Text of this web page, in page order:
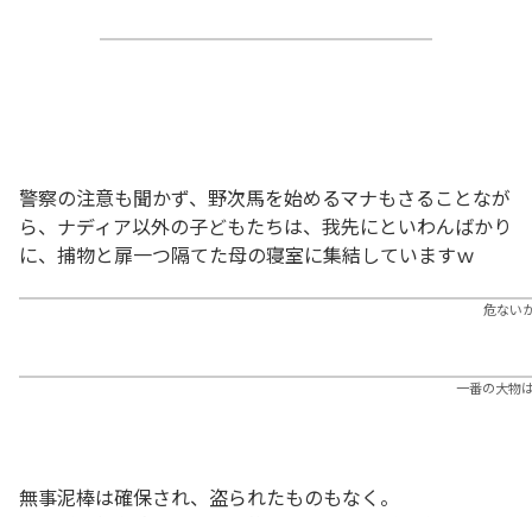
警察の注意も聞かず、野次馬を始めるマナもさることなが
ら、ナディア以外の子どもたちは、我先にといわんばかり
に、捕物と扉一つ隔てた母の寝室に集結していますｗ
危ない
一番の大物
無事泥棒は確保され、盗られたものもなく。